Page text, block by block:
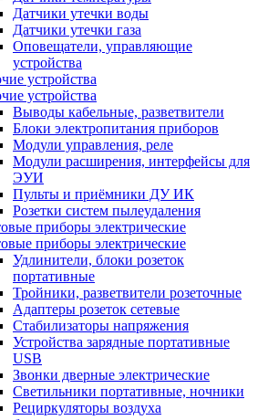
Датчики утечки воды
Датчики утечки газа
Оповещатели, управляющие
устройства
устройства
устройства
Выводы кабельные, разветвители
Блоки электропитания приборов
Модули управления, реле
Модули расширения, интерфейсы для
ЭУИ
Пульты и приёмники ДУ ИК
Розетки систем пылеудаления
приборы электрические
приборы электрические
Удлинители, блоки розеток
портативные
Тройники, разветвители розеточные
Адаптеры розеток сетевые
Стабилизаторы напряжения
Устройства зарядные портативные
USB
Звонки дверные электрические
Светильники портативные, ночники
Рециркуляторы воздуха